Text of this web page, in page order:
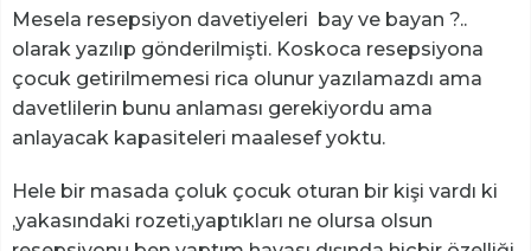
Mesela resepsiyon davetiyeleri bay ve bayan ?..
olarak yazılıp gönderilmişti. Koskoca resepsiyona
çocuk getirilmemesi rica olunur yazılamazdı ama
davetlilerin bunu anlaması gerekiyordu ama
anlayacak kapasiteleri maalesef yoktu.
Hele bir masada çoluk çocuk oturan bir kişi vardı ki
,yakasındaki rozeti,yaptıkları ne olursa olsun